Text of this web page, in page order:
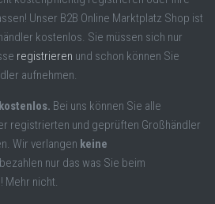
Unser B2B Online Marktplatz Shop ist
kostenlos. Sie müssen sich nur
registrieren und schon können Sie
aufnehmen.
Bei uns können Sie alle
registrierten und geprüften Großhändler
Wir verlangen keine
nur das was Sie beim
Mehr nicht.